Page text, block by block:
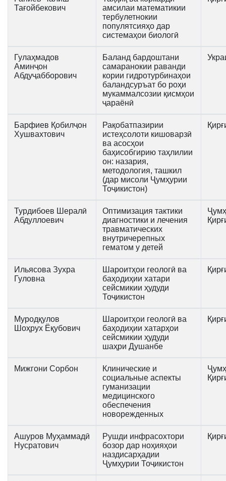
Тағойбекович
амсилаи математикии
тербулетнокии
популятсияҳо дар
системаҳои биологӣ
Гулаҳмадов
Аминҷон
Абдуҷабборович
Баланд бардоштани
самаранокии раванди
кории гидротурбинаҳои
баландсуръат бо роҳи
мукаммалсозии қисмҳои
ҷараёнӣ
Барфиев Қобилҷон
Хушвахтович
Рақобатпазирии
истеҳсолоти кишоварзӣ
ва асосҳои
баҳисобгирию таҳлилии
он: назария,
методология, ташкил
(дар мисоли Ҷумҳурии
Тоҷикистон)
Турдибоев Шералӣ
Абдуллоевич
Оптимизация тактики
диагностики и лечения
травматических
внутричерепных
гематом у детей
Ильясова Зухра
Гуловна
Шароитҳои геологӣ ва
баҳодиҳии хатари
сейсмикии ҳудуди
Тоҷикистон
Муродқулов
Шоҳрух Ёқубович
Шароитҳои геологӣ ва
баҳодиҳии хатарҳои
сейсмикии ҳудуди
шаҳри Душанбе
Мижгони Сорбон
Клинические и
социальные аспекты
гуманизации
медицинского
обеспечения
новорежденных
Ашуров Муҳаммадӣ
Нусратович
Рушди инфрасохтори
бозор дар ноҳияҳои
наздисарҳадии
Ҷумҳурии Тоҷикистон